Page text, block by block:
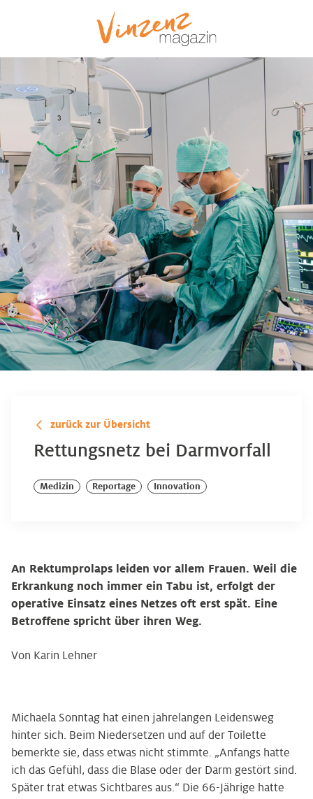
zurück zur Übersicht
Rettungsnetz bei Darmvorfall
Medizin Reportage Innovation
An Rektumprolaps leiden vor allem Frauen. Weil die
Erkrankung noch immer ein Tabu ist, erfolgt der
operative Einsatz eines Netzes oft erst spät. Eine
Betroffene spricht über ihren Weg.
Von Karin Lehner
Michaela Sonntag hat einen jahrelangen Leidensweg
hinter sich. Beim Niedersetzen und auf der Toilette
bemerkte sie, dass etwas nicht stimmte. „Anfangs hatte
ich das Gefühl, dass die Blase oder der Darm gestört sind.
Später trat etwas Sichtbares aus.“ Die 66-Jährige hatte